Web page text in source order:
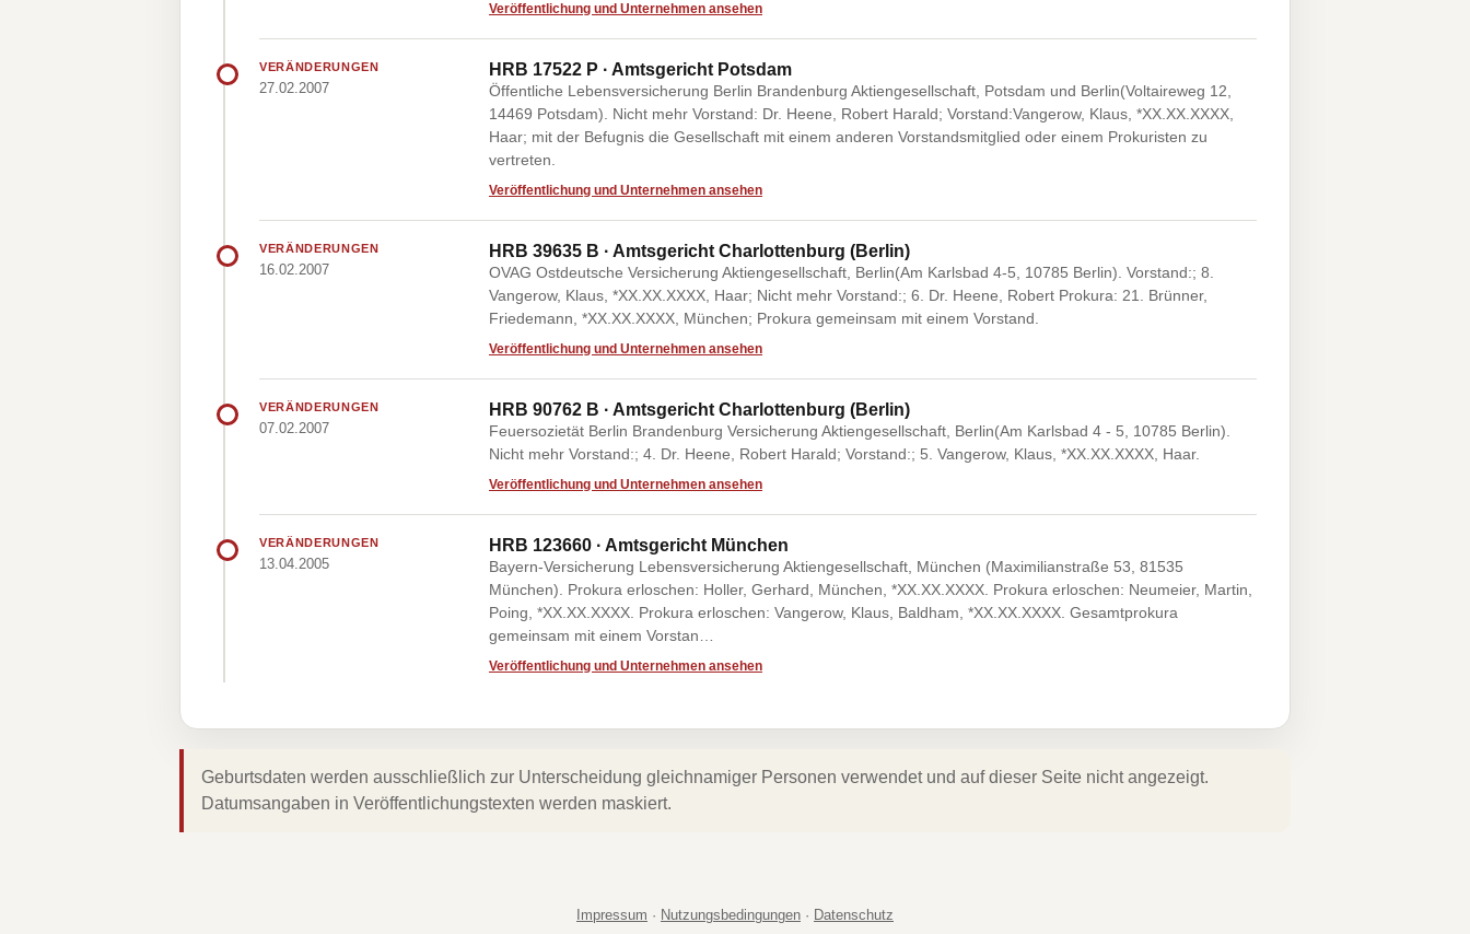
Veröffentlichung und Unternehmen ansehen
VERÄNDERUNGEN
27.02.2007
HRB 17522 P · Amtsgericht Potsdam
Öffentliche Lebensversicherung Berlin Brandenburg Aktiengesellschaft, Potsdam und Berlin(Voltaireweg 12,
14469 Potsdam). Nicht mehr Vorstand: Dr. Heene, Robert Harald; Vorstand:Vangerow, Klaus, *XX.XX.XXXX,
Haar; mit der Befugnis die Gesellschaft mit einem anderen Vorstandsmitglied oder einem Prokuristen zu
vertreten.
Veröffentlichung und Unternehmen ansehen
VERÄNDERUNGEN
16.02.2007
HRB 39635 B · Amtsgericht Charlottenburg (Berlin)
OVAG Ostdeutsche Versicherung Aktiengesellschaft, Berlin(Am Karlsbad 4-5, 10785 Berlin). Vorstand:; 8.
Vangerow, Klaus, *XX.XX.XXXX, Haar; Nicht mehr Vorstand:; 6. Dr. Heene, Robert Prokura: 21. Brünner,
Friedemann, *XX.XX.XXXX, München; Prokura gemeinsam mit einem Vorstand.
Veröffentlichung und Unternehmen ansehen
VERÄNDERUNGEN
07.02.2007
HRB 90762 B · Amtsgericht Charlottenburg (Berlin)
Feuersozietät Berlin Brandenburg Versicherung Aktiengesellschaft, Berlin(Am Karlsbad 4 - 5, 10785 Berlin).
Nicht mehr Vorstand:; 4. Dr. Heene, Robert Harald; Vorstand:; 5. Vangerow, Klaus, *XX.XX.XXXX, Haar.
Veröffentlichung und Unternehmen ansehen
VERÄNDERUNGEN
13.04.2005
HRB 123660 · Amtsgericht München
Bayern-Versicherung Lebensversicherung Aktiengesellschaft, München (Maximilianstraße 53, 81535
München). Prokura erloschen: Holler, Gerhard, München, *XX.XX.XXXX. Prokura erloschen: Neumeier, Martin,
Poing, *XX.XX.XXXX. Prokura erloschen: Vangerow, Klaus, Baldham, *XX.XX.XXXX. Gesamtprokura
gemeinsam mit einem Vorstan…
Veröffentlichung und Unternehmen ansehen
Geburtsdaten werden ausschließlich zur Unterscheidung gleichnamiger Personen verwendet und auf dieser Seite nicht angezeigt.
Datumsangaben in Veröffentlichungstexten werden maskiert.
Impressum · Nutzungsbedingungen · Datenschutz